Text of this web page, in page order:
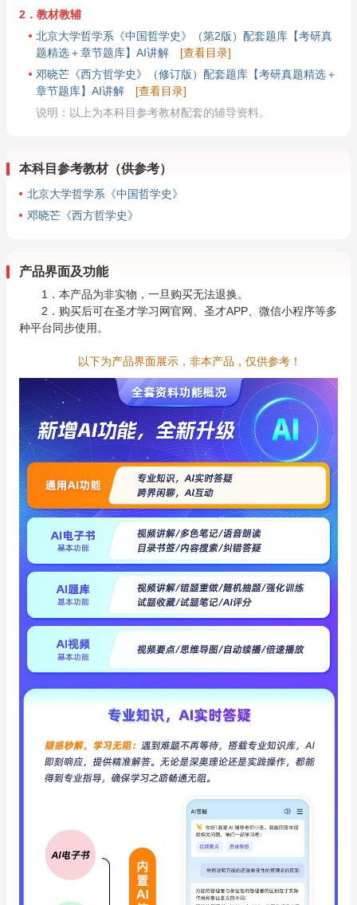
2．教材教辅
北京大学哲学系《中国哲学史》（第2版）配套题库【考研真
题精选＋章节题库】AI讲解
[查看目录]
邓晓芒《西方哲学史》（修订版）配套题库【考研真题精选＋
章节题库】AI讲解
[查看目录]
说明：以上为本科目参考教材配套的辅导资料。
本科目参考教材（供参考）
北京大学哲学系《中国哲学史》
邓晓芒《西方哲学史》
产品界面及功能
1．本产品为非实物，一旦购买无法退换。
2．购买后可在圣才学习网官网、圣才APP、微信小程序等多
种平台同步使用。
以下为产品界面展示，非本产品，仅供参考！